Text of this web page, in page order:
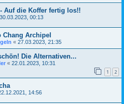
Auf die Koffer fertig los!!
30.03.2023, 00:13
Archipel
« 27.03.2023, 21:35
Die Alternativen...
« 22.01.2023, 10:31
1 2
14:56